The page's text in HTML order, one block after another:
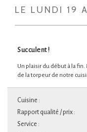
LE LUNDI 19
Succulent !
Un plaisir du début à la
de la torpeur de notre
Cuisine :
Rapport qualité / prix :
Service :